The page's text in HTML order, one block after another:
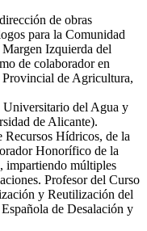
de obras
para la Comunidad
Izquierda del
de colaborador en
de Agricultura,
del Agua y
de Alicante).
Hídricos, de la
Honorífico de la
impartiendo múltiples
Profesor del Curso
y Reutilización del
de Desalación y